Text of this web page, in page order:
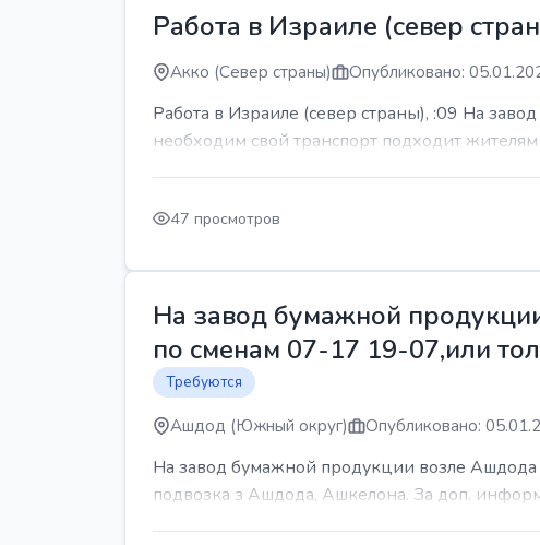
Работа в Израиле (север
Акко (Север страны) Опубликовано:
Работа в Израиле (север страны), :09 На
необходим свой транспорт подходит
47 просмотров
На завод бумажной
по сменам 07-17 19-07,или
Требуются
Ашдод (Южный округ) Опубликовано:
На завод бумажной продукции возле Ашдода
подвозка з Ашдода, Ашкелона. За доп.